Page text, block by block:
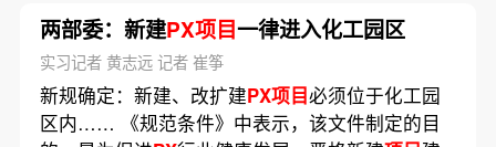
两部委：新建PX项目一律进入化工园区
实习记者 黄志远 记者 崔筝
新规确定：新建、改扩建PX项目必须位于化工园
区内…… 《规范条件》中表示，该文件制定的目